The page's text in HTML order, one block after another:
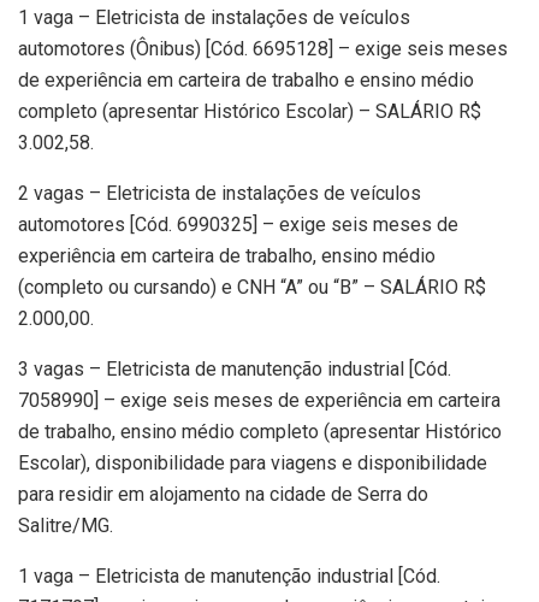
1 vaga – Eletricista de instalações de veículos
automotores (Ônibus) [Cód. 6695128] – exige seis meses
de experiência em carteira de trabalho e ensino médio
completo (apresentar Histórico Escolar) – SALÁRIO R$
3.002,58.
2 vagas – Eletricista de instalações de veículos
automotores [Cód. 6990325] – exige seis meses de
experiência em carteira de trabalho, ensino médio
(completo ou cursando) e CNH “A” ou “B” – SALÁRIO R$
2.000,00.
3 vagas – Eletricista de manutenção industrial [Cód.
7058990] – exige seis meses de experiência em carteira
de trabalho, ensino médio completo (apresentar Histórico
Escolar), disponibilidade para viagens e disponibilidade
para residir em alojamento na cidade de Serra do
Salitre/MG.
1 vaga – Eletricista de manutenção industrial [Cód.